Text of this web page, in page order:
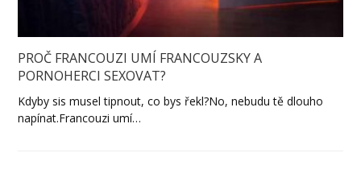
PROČ FRANCOUZI UMÍ FRANCOUZSKY A
PORNOHERCI SEXOVAT?
Kdyby sis musel tipnout, co bys řekl?No, nebudu tě dlouho
napínat.Francouzi umí…